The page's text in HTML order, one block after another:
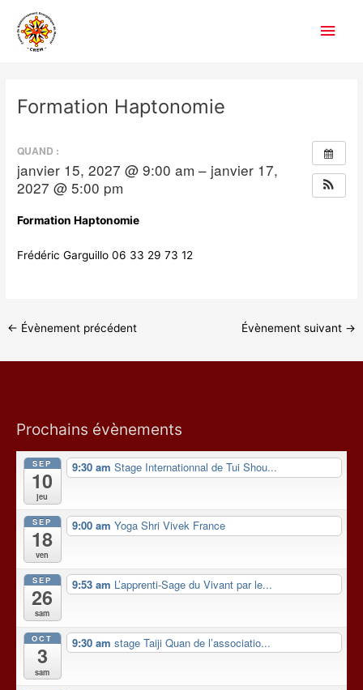
contenu
Formation Haptonomie
QUAND :
janvier 15, 2027 @ 9:00 am – janvier 17,
2027 @ 5:00 pm
Formation Haptonomie
Frédéric Garguillo 06 33 29 73 12
articles
← Évènement précédent Évènement suivant →
Prochains évènements
SEP
10
jeu
9:30 am Stage Internationnal de Tui Shou...
SEP
18
ven
9:00 am Yoga Shri Vivek France
SEP
26
sam
9:53 am L’apprenti-Sage du Vivant par le...
OCT
3
sam
9:30 am stage Taiji Quan de l’associatio...